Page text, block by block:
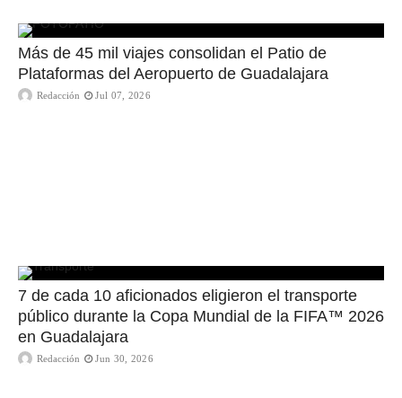
Más de 45 mil viajes consolidan el Patio de
Plataformas del Aeropuerto de Guadalajara
Redacción Jul 07, 2026
7 de cada 10 aficionados eligieron el transporte
público durante la Copa Mundial de la FIFA™ 2026
en Guadalajara
Redacción Jun 30, 2026